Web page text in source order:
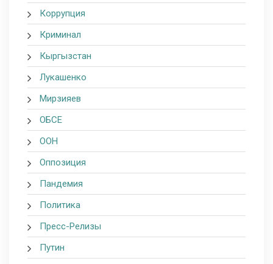
Коррупция
Криминал
Кыргызстан
Лукашенко
Мирзияев
ОБСЕ
ООН
Оппозиция
Пандемия
Политика
Пресс-Релизы
Путин